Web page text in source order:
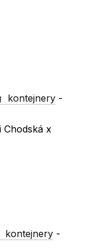
kontejnery -
Chodská x
kontejnery -